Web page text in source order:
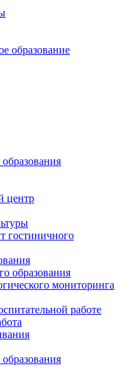
образование
центр
гостиничного
образования
мониторинга
работе